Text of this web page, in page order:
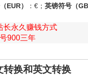
EUR） ：€； 英镑符号（
长永久赚钱方式
900三年
转换和英文转换